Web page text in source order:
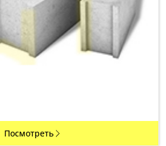
Посмотреть